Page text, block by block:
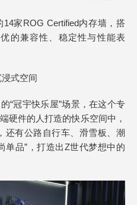
家ROG Certified内存墙，搭
的兼容性、稳定性与性能表
式空间
“冠宇快乐屋”场景，在这个专
硬件的人打造的快乐空间中，
还有公路自行车、滑雪板、潮
单品”，打造出Z世代梦想中的